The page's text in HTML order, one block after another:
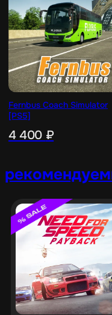
Fernbus Coach Simulator
[PS5]
4 400 ₽